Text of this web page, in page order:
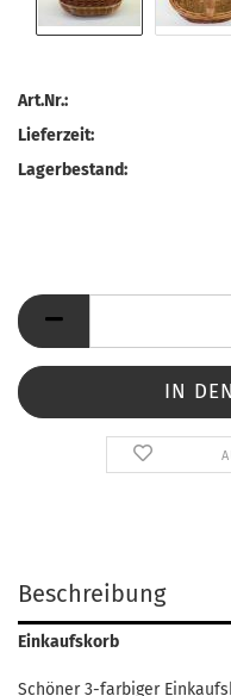
Art.Nr.:
Lieferzeit:
Lagerbestand:
Beschreibung
Einkaufskorb
Schöner 3-farbiger